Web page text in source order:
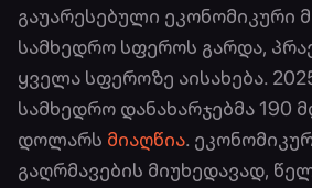
გაუარესებული ეკონომიკური
სამხედრო სფეროს გარდა,
ყველა სფეროზე აისახება.
სამხედრო დანახარჯებმა 190
დოლარს მიაღწია.
გაღრმავების მიუხედავად,